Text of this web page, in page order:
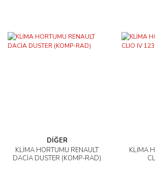
DİĞER
KLİMA HORTUMU RENAULT
DACİA DUSTER (KOMP-RAD)
KLİMA